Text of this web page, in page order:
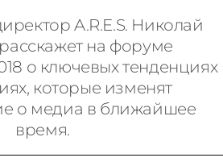
A.R.E.S. Николай
на форуме
о ключевых тенденциях
которые изменят
о медиа в ближайшее
время.